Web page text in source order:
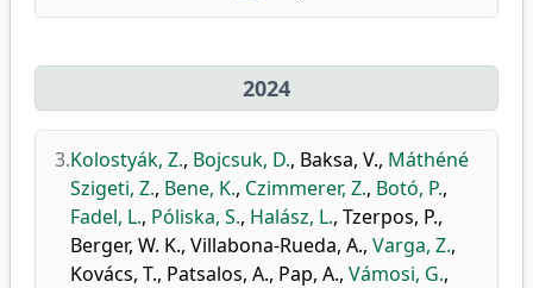
2024
3.Kolostyák, Z., Bojcsuk, D., Baksa, V., Máthéné
Szigeti, Z., Bene, K., Czimmerer, Z., Botó, P.,
Fadel, L., Póliska, S., Halász, L., Tzerpos, P.,
Berger, W. K., Villabona-Rueda, A., Varga, Z.,
Kovács, T., Patsalos, A., Pap, A., Vámosi, G.,